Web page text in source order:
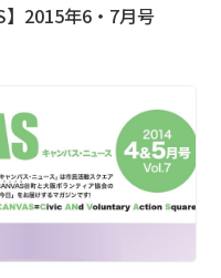
】2015年6・7月号